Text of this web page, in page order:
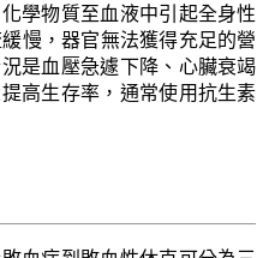
學物質至血液中引起全身性
慢，器官無法獲得充足的營
是血壓急遽下降、心臟衰竭
高生存率，通常使用抗生素